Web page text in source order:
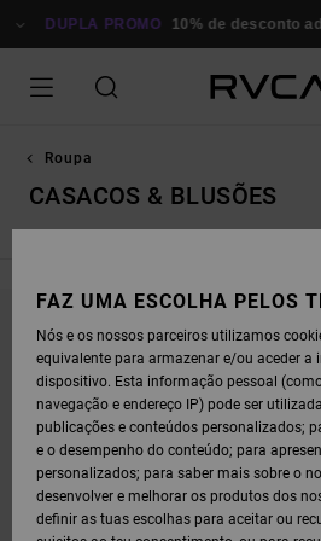
PARA
GRELHA
DUPLA PROMO 10% de desconto
Roupa
CASACOS & BLUSÕES
FICA ATENTO/A, OS
BREVE
OPA, NÃO ENCONTRAMOS
A TUA PESQUISA.
NÃO TE PREOCUPES! EXPERIMENTA COM
FAZ UMA ESCOLHA PELOS
Nós e os nossos parceiros utilizamos
equivalente para armazenar e/ou aceder a
dispositivo. Esta informação pessoal
navegação e endereço IP) pode ser
publicações e conteúdos personalizados;
e o desempenho do conteúdo; para
personalizados; para saber mais sobre o
desenvolver e melhorar os produtos dos
definir as tuas escolhas para aceitar ou